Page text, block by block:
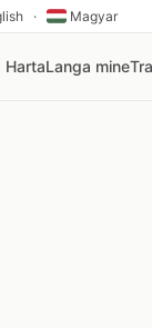
· Magyar
HartaLanga mine